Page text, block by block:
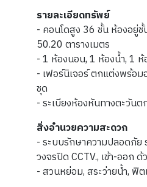
รายละเอียดทรัพย์
- คอนโดสูง 36 ชั้น ห้องอยู่
50.20 ตารางเมตร
- 1 ห้องนอน, 1 ห้องน้ำ, 1
- เฟอร์นิเจอร์ ตกแต่งพร้อม
ชุด
- ระเบียงห้องหันทางตะวันต
สิ่งอำนวยความสะดวก
- ระบบรักษาความปลอดภัย
วงจรปิด CCTV., เข้า-ออก
- สวนหย่อม, สระว่ายน้ำ, ฟิ